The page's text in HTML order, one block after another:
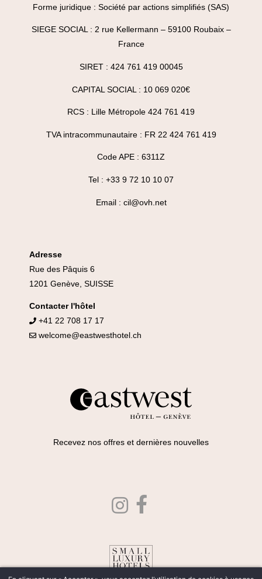
Forme juridique : Société par actions simplifiés (SAS)
SIEGE SOCIAL : 2 rue Kellermann – 59100 Roubaix –
France
SIRET : 424 761 419 00045
CAPITAL SOCIAL : 10 069 020€
RCS : Lille Métropole 424 761 419
TVA intracommunautaire : FR 22 424 761 419
Code APE : 6311Z
Tel : +33 9 72 10 10 07
Email : cil@ovh.net
Adresse
Rue des Pâquis 6
1201 Genève, SUISSE
Contacter l'hôtel
+41 22 708 17 17
welcome@eastwesthotel.ch
Recevez nos offres et dernières nouvelles